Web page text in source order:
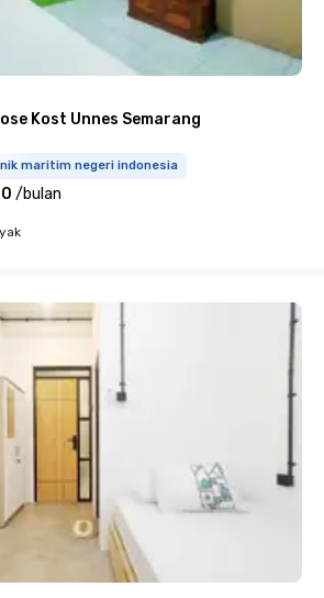
Kost Unnes Semarang
maritim negeri indonesia
/bulan